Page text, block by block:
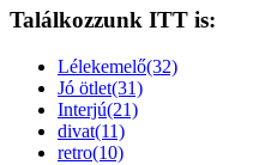
Találkozzunk ITT is:
Lélekemelő(32)
Jó ötlet(31)
Interjú(21)
divat(11)
retro(10)